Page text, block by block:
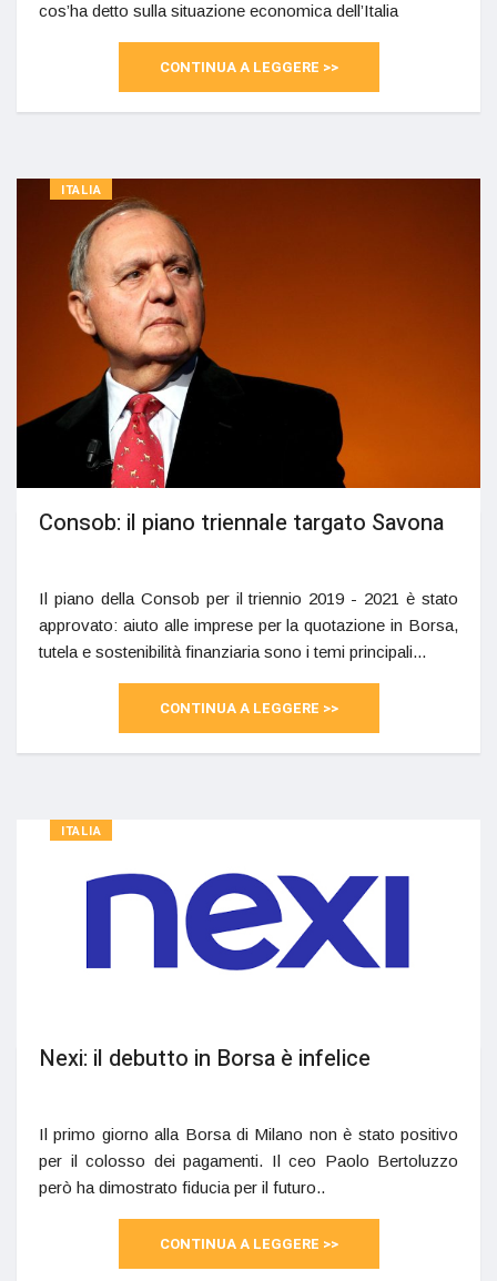
cos’ha detto sulla situazione economica dell’Italia
CONTINUA A LEGGERE >>
ITALIA
Consob: il piano triennale targato Savona
Il piano della Consob per il triennio 2019 - 2021 è stato
approvato: aiuto alle imprese per la quotazione in Borsa,
tutela e sostenibilità finanziaria sono i temi principali...
CONTINUA A LEGGERE >>
ITALIA
Nexi: il debutto in Borsa è infelice
Il primo giorno alla Borsa di Milano non è stato positivo
per il colosso dei pagamenti. Il ceo Paolo Bertoluzzo
però ha dimostrato fiducia per il futuro..
CONTINUA A LEGGERE >>